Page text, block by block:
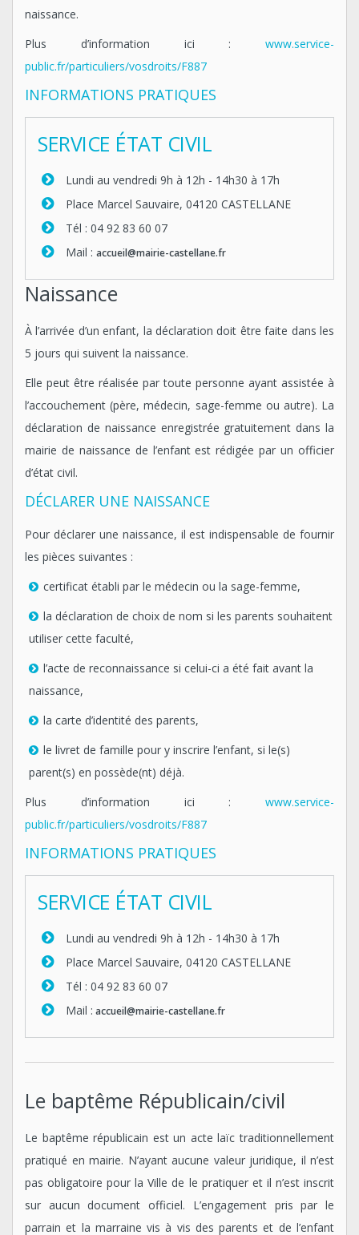
naissance.
Plus d’information ici : www.service-
public.fr/particuliers/vosdroits/F887
INFORMATIONS PRATIQUES
SERVICE ÉTAT CIVIL
Lundi au vendredi 9h à 12h - 14h30 à 17h
Place Marcel Sauvaire, 04120 CASTELLANE
Tél : 04 92 83 60 07
Mail : accueil@mairie-castellane.fr
Naissance
À l’arrivée d’un enfant, la déclaration doit être faite dans les
5 jours qui suivent la naissance.
Elle peut être réalisée par toute personne ayant assistée à
l’accouchement (père, médecin, sage-femme ou autre). La
déclaration de naissance enregistrée gratuitement dans la
mairie de naissance de l’enfant est rédigée par un officier
d’état civil.
DÉCLARER UNE NAISSANCE
Pour déclarer une naissance, il est indispensable de fournir
les pièces suivantes :
certificat établi par le médecin ou la sage-femme,
la déclaration de choix de nom si les parents souhaitent
utiliser cette faculté,
l’acte de reconnaissance si celui-ci a été fait avant la
naissance,
la carte d’identité des parents,
le livret de famille pour y inscrire l’enfant, si le(s)
parent(s) en possède(nt) déjà.
Plus d’information ici : www.service-
public.fr/particuliers/vosdroits/F887
INFORMATIONS PRATIQUES
SERVICE ÉTAT CIVIL
Lundi au vendredi 9h à 12h - 14h30 à 17h
Place Marcel Sauvaire, 04120 CASTELLANE
Tél : 04 92 83 60 07
Mail : accueil@mairie-castellane.fr
Le baptême Républicain/civil
Le baptême républicain est un acte laïc traditionnellement
pratiqué en mairie. N’ayant aucune valeur juridique, il n’est
pas obligatoire pour la Ville de le pratiquer et il n’est inscrit
sur aucun document officiel. L’engagement pris par le
parrain et la marraine vis à vis des parents et de l’enfant